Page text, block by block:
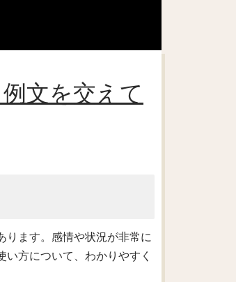
文を交えて
ります。感情や状況が非常に
方について、わかりやすく